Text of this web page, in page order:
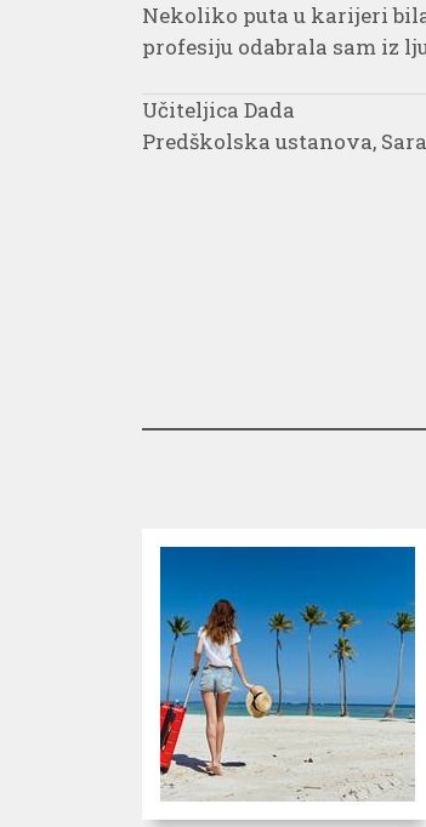
Nekoliko puta u karijeri
profesiju odabrala sam iz
Učiteljica Dada
Predškolska ustanova,